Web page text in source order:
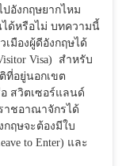
อังกฤษยากไหม
ด้หรือไม่ บทความนี้
มืองผู้ดีอังกฤษได้
Visa) สำหรับ
ที่อยู่นอกเขต
อ สวิตเซอร์แลนด์
าชอาณาจักรได้
กฤษจะต้องมีใบ
to Enter) และ